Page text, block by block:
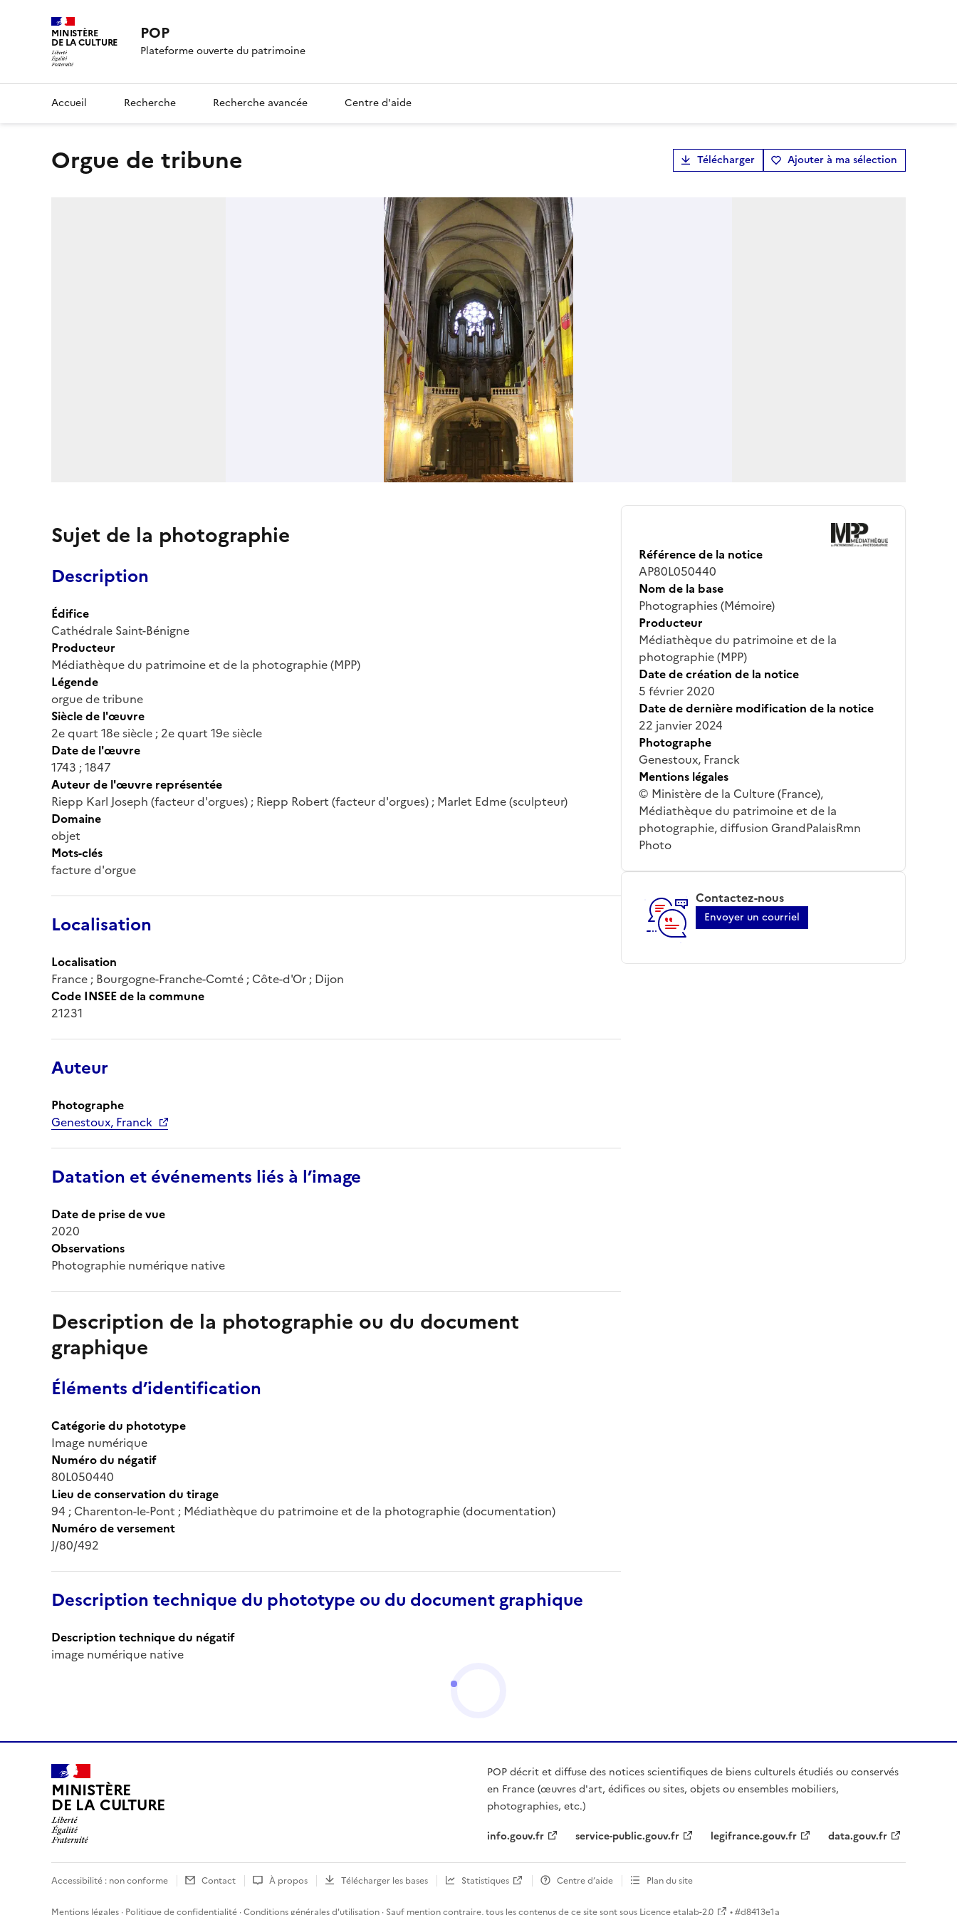
MINISTÈRE
DE LA CULTURE POP
Plateforme ouverte du patrimoine
Accueil Recherche Recherche avancée Centre d'aide
orgue de tribune Télécharger Ajouter à ma sélection
Sujet de la photographie
Description
Édifice
Cathédrale Saint-Bénigne
Producteur
Médiathèque du patrimoine et de la photographie (MPP)
Légende
orgue de tribune
Siècle de l'œuvre
2e quart 18e siècle ; 2e quart 19e siècle
Date de l'œuvre
1743 ; 1847
Auteur de l'œuvre représentée
Riepp Karl Joseph (facteur d'orgues) ; Riepp Robert (facteur d'orgues) ; Marlet Edme (sculpteur)
Domaine
objet
Mots-clés
facture d'orgue
Localisation
Localisation
France ; Bourgogne-Franche-Comté ; Côte-d'Or ; Dijon
Code INSEE de la commune
21231
Auteur
Photographe
Genestoux, Franck
Datation et événements liés à l’image
Date de prise de vue
2020
Observations
Photographie numérique native
Description de la photographie ou du document
graphique
Éléments d’identification
Catégorie du phototype
Image numérique
Numéro du négatif
80L050440
Lieu de conservation du tirage
94 ; Charenton-le-Pont ; Médiathèque du patrimoine et de la photographie (documentation)
Numéro de versement
J/80/492
Description technique du phototype ou du document graphique
Description technique du négatif
image numérique native
Référence de la notice
AP80L050440
Nom de la base
Photographies (Mémoire)
Producteur
Médiathèque du patrimoine et de la
photographie (MPP)
Date de création de la notice
5 février 2020
Date de dernière modification de la notice
22 janvier 2024
Photographe
Genestoux, Franck
Mentions légales
© Ministère de la Culture (France),
Médiathèque du patrimoine et de la
photographie, diffusion GrandPalaisRmn
Photo
Contactez-nous
Envoyer un courriel
MINISTÈRE
DE LA CULTURE
POP décrit et diffuse des notices scientifiques de biens culturels étudiés ou conservés
en France (œuvres d'art, édifices ou sites, objets ou ensembles mobiliers,
photographies, etc.)
info.gouv.fr
service-public.gouv.fr legifrance.gouv.fr data.gouv.fr
Accessibilité : non conforme Contact À propos Télécharger les bases Statistiques Centre d’aide Plan du site
Mentions légales · Politique de confidentialité ·Conditions générales d'utilisation · Sauf mention contraire, tous les contenus de ce site sont sous Licence etalab-2.0 • #d8413e1a